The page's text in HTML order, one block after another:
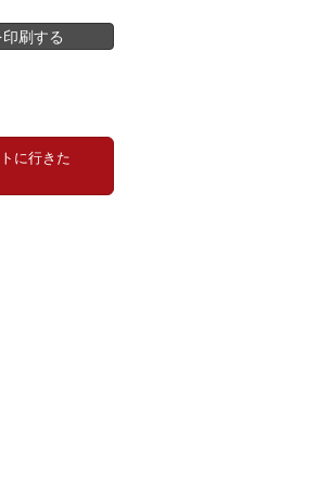
刷する